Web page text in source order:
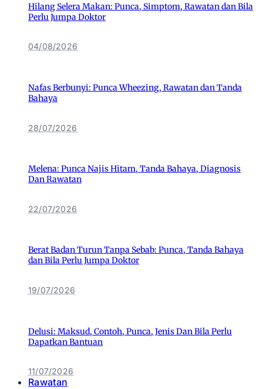
Hilang Selera Makan: Punca, Simptom, Rawatan dan Bila
Perlu Jumpa Doktor
04/08/2026
Nafas Berbunyi: Punca Wheezing, Rawatan dan Tanda
Bahaya
28/07/2026
Melena: Punca Najis Hitam, Tanda Bahaya, Diagnosis
Dan Rawatan
22/07/2026
Berat Badan Turun Tanpa Sebab: Punca, Tanda Bahaya
dan Bila Perlu Jumpa Doktor
19/07/2026
Delusi: Maksud, Contoh, Punca, Jenis Dan Bila Perlu
Dapatkan Bantuan
11/07/2026
Rawatan